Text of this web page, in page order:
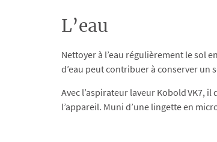
L’eau
Nettoyer à l’eau régulièrement le sol
d’eau peut contribuer à conserver un
Avec l’aspirateur laveur Kobold VK7,
l’appareil. Muni d’une lingette en